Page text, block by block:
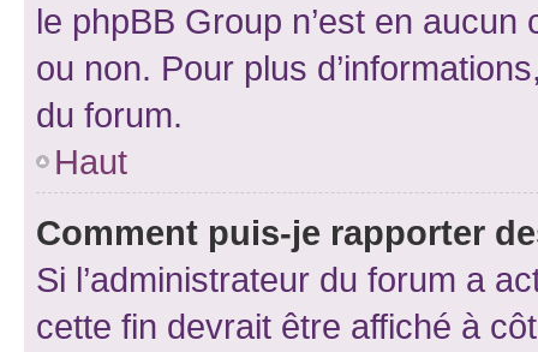
le phpBB Group n’est en
ou non. Pour plus
du forum.
Haut
Comment puis-je rapporter
Si l’administrateur du forum a
cette fin devrait être affiché à